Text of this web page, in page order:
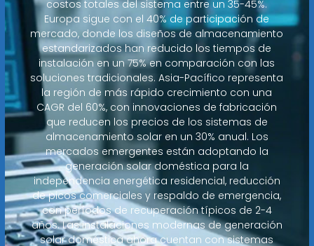
costos totales del sistema entre un 35-45%.
Europa sigue con el 40% de participación de
mercado, donde los diseños de almacenamiento
estandarizados han reducido los tiempos de
instalación en un 75% en comparación con las
soluciones tradicionales. Asia-Pacífico representa
la región de más rápido crecimiento con una
CAGR del 60%, con innovaciones de fabricación
que reducen los precios de los sistemas de
almacenamiento solar en un 30% anual. Los
mercados emergentes están adoptando la
generación solar doméstica para la
independencia energética residencial, reducción
de picos comerciales y respaldo de emergencia,
con períodos de recuperación típicos de 2-4
años. Las instalaciones modernas de generación
solar doméstica ahora cuentan con sistemas